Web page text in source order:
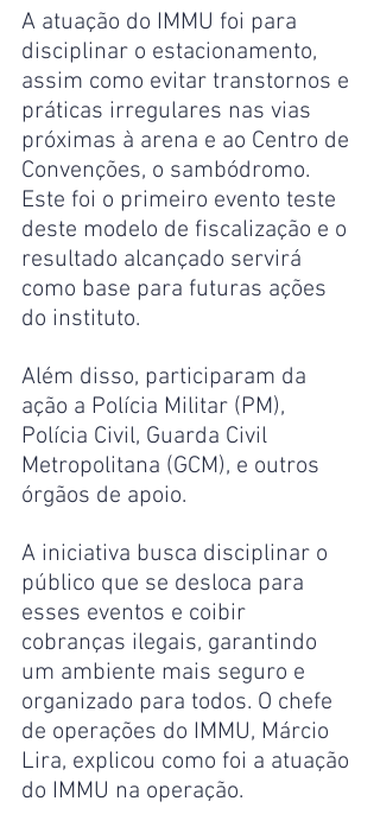
A atuação do IMMU foi para
disciplinar o estacionamento,
assim como evitar transtornos e
práticas irregulares nas vias
próximas à arena e ao Centro de
Convenções, o sambódromo.
Este foi o primeiro evento teste
deste modelo de fiscalização e o
resultado alcançado servirá
como base para futuras ações
do instituto.
Além disso, participaram da
ação a Polícia Militar (PM),
Polícia Civil, Guarda Civil
Metropolitana (GCM), e outros
órgãos de apoio.
A iniciativa busca disciplinar o
público que se desloca para
esses eventos e coibir
cobranças ilegais, garantindo
um ambiente mais seguro e
organizado para todos. O chefe
de operações do IMMU, Márcio
Lira, explicou como foi a atuação
do IMMU na operação.